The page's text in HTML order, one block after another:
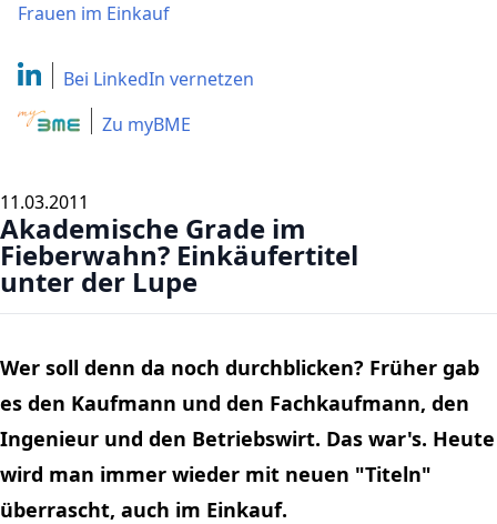
Frauen im Einkauf
Bei LinkedIn vernetzen
Zu myBME
11.03.2011
Akademische Grade im
Fieberwahn? Einkäufertitel
unter der Lupe
Wer soll denn da noch durchblicken? Früher gab
es den Kaufmann und den Fachkaufmann, den
Ingenieur und den Betriebswirt. Das war's. Heute
wird man immer wieder mit neuen "Titeln"
überrascht, auch im Einkauf.